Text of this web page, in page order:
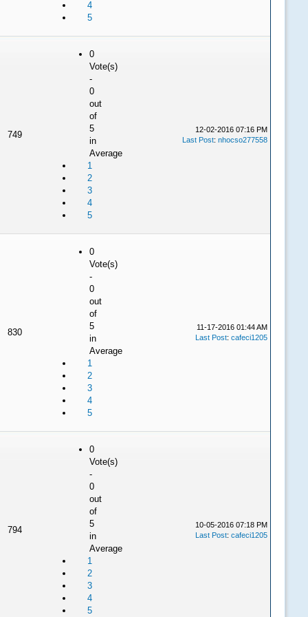
4
5
749
0
Vote(s)
-
0
out
of
5
in
Average
1
2
3
4
5
12-02-2016 07:16 PM
Last Post: nhocso277558
830
0
Vote(s)
-
0
out
of
5
in
Average
1
2
3
4
5
11-17-2016 01:44 AM
Last Post: cafeci1205
794
0
Vote(s)
-
0
out
of
5
in
Average
1
2
3
4
5
10-05-2016 07:18 PM
Last Post: cafeci1205